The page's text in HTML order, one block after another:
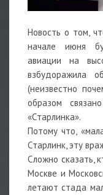
Новость о том,
начале июня
авиации на
взбудоражила
(неизвестно
образом
«Старлинка».
Потому что,
Старлинк, эту
Сложно сказать,
Москве и
летают стада